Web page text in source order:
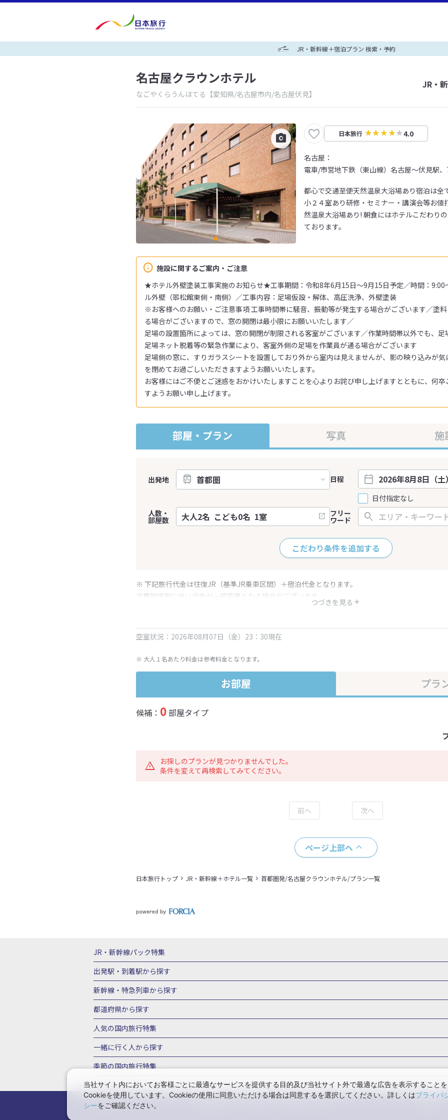
JR・新幹線＋宿泊プラン 検索・予約
名古屋クラウンホテル
なごやくらうんほてる 【愛知県/名古屋市内/名古屋伏見】
JR・
日本旅行 4.0
名古屋：
電車/市営地下鉄（東山線）名古屋～伏見駅
施設に関するご案内・ご注意
★ホテル外壁塗装工事実施のお知らせ★工事期間：令和8年6月15日～9月15日予定／時間：9:00
ル外壁（翆松館東側・南側）／工事内容：足場仮設・解体、高圧洗浄、外壁塗装
※お客様へのお願い・ご注意事項 工事時間帯に騒音、振動等が発生する場合がございます／塗
る場合がございますので、窓の開閉は最小限にお願いいたします／
足場の設置箇所によっては、窓の開閉が制限される客室がございます／作業時間帯以外でも、
足場ネット脱着等の緊急作業により、客室外側の足場を作業員が通る場合がございます
足場側の窓に、すりガラスシートを設置しており外から室内は見えませんが、影の映り込みが
を閉めてお過ごしいただきますようお願いいたします。
お客様にはご不便とご迷惑をおかけいたしますことを心よりお詫び申し上げますとともに、何
すようお願い申し上げます。
都心で交通至便天然温泉大浴場あり宿泊は全
小２４室あり研修・セミナー・講演会等お値
然温泉大浴場あり! 朝食にはホテルこだわり
ております。
部屋・プラン 写真 施
出発地
日程
日付指定なし
人数・
部屋数
フリー
ワード
こだわり条件を追加する
つづきを見る
※ 下記旅行代金は往復JR（基準JR乗車区間）＋宿泊代金となります。
消費税増税に伴い代金が一部変更となる場合がございます。
※ 表示されている旅行代金・プラン内容は一定時間ごとに更新されます。最終確認画面でご確認く
空室状況：2026年08月07日（金）23：30現在
※ 大人１名あたり料金は参考料金となります。
お部屋 プラ
候補： 0部屋タイプ
お探しのプランが見つかりませんでした。
条件を変えて再検索してみてください。
ページ上部へ
日本旅行トップ JR・新幹線＋ホテル一覧 首都圏発/名古屋クラウンホテル/プラン一覧
JR・新幹線パック特集
JR・新幹線＋ホテルパック
出発駅・到着駅から探す
秋田⇔東京 新幹線パック
富山⇔東京 新幹線パック
東京→青森 新幹線パック 東京→仙台 新幹線パック 東京 新幹線パック
東京→
東京→新潟 新幹線パック
東京⇔軽井沢 新幹線パック 東京→長野 新幹線パック
東京→名古屋 新幹線パッ
東京→京都 新幹線パック
東京→広島 新幹線パック
新横浜⇔京都 新幹線パック
新横浜⇔大阪（新大阪） 新幹線パック 新横浜⇔広島 新幹線パック
名古屋→
名古屋⇔岡山 新幹線パック
名古屋⇔広島 新幹線パック
名古屋→福岡（博多） 新幹線パック
大阪（新大阪）→東京 新幹線パック
大阪（新大阪）→名古屋 新幹線パック
大阪（新大阪）⇔金沢 新幹線パ
新幹線・特急列車から探す
北海道新幹線 旅行
上越新幹線 旅行
山陽新幹線 旅行 九州新幹線 旅行 西九州新幹線 旅行 特急サンダーバード 旅行
都道府県から探す
北海道旅行・ツアー
山形旅行・ツアー
福島旅行・ツアー 関東 東京旅行・ツアー 神奈川旅行・ツアー
埼玉旅行・ツアー
茨城旅行・ツアー
栃木旅行・ツアー 群馬旅行・ツアー 北陸 富山旅行・ツアー 石川旅行・ツアー
甲信越
山梨旅行・ツアー 新潟旅行・ツアー 長野旅行・ツアー 東海 静岡旅行・ツアー
岐阜旅行・
愛知旅行・ツアー
三重旅行・ツアー 関西 滋賀旅行・ツアー 京都旅行・ツアー 大阪旅行・ツアー
奈良旅行・ツアー
和歌山旅行・ツアー 四国 徳島旅行・ツアー 高知旅行・ツアー
香川旅行・ツアー
中国
岡山旅行・ツアー
人気の国内旅行特集
東京ディズニーリゾート®への旅
一緒に行く人から探す
一人旅 国内版
家族・子連れ旅行 国内版
季節の国内旅行特集
桜・お花見特集
ゴールデンウィーク（GW）の国内旅行 夏休み・お盆の国内旅行 7月の国内旅行
8月の
9月の国内旅行
10月の国内旅行 11月の国内旅行 紅葉旅行 クリスマスの国内旅行
年末年始・お正月
1月の国内旅行
2月の国内旅行
会社情報 プライバシーポリシー
当社サイト内においてお客様ごとに最適なサービスを提供する目的及び当社サイト外で最適な広告を表示すること
Cookieを使用しています。Cookieの使用に同意いただける場合は同意するを選択してください。詳しくはプライバ
シーをご確認ください。